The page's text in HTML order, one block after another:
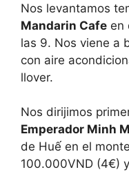
Nos levantamos
Mandarin Cafe en
las 9. Nos viene a
con aire
llover.
Nos dirijimos
Emperador Minh
de Huế en el
100.000VND (4€)